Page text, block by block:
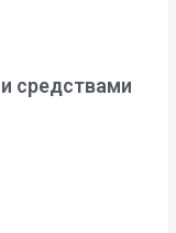
средствами